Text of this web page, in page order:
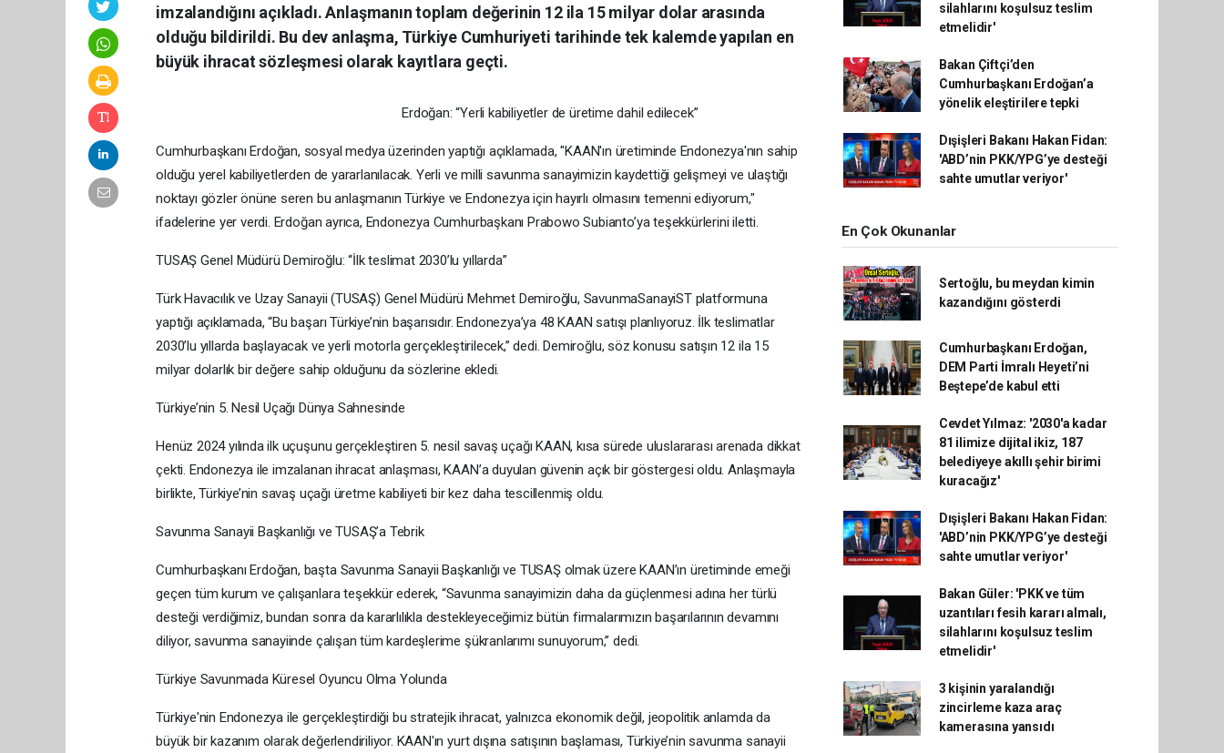
imzalandığını açıkladı. Anlaşmanın toplam değerinin 12 ila 15 milyar dolar arasında
olduğu bildirildi. Bu dev anlaşma, Türkiye Cumhuriyeti tarihinde tek kalemde yapılan en
büyük ihracat sözleşmesi olarak kayıtlara geçti.
Erdoğan: “Yerli kabiliyetler de üretime dahil edilecek”
Cumhurbaşkanı Erdoğan, sosyal medya üzerinden yaptığı açıklamada, "KAAN'ın üretiminde Endonezya'nın sahip
olduğu yerel kabiliyetlerden de yararlanılacak. Yerli ve milli savunma sanayimizin kaydettiği gelişmeyi ve ulaştığı
noktayı gözler önüne seren bu anlaşmanın Türkiye ve Endonezya için hayırlı olmasını temenni ediyorum,"
ifadelerine yer verdi. Erdoğan ayrıca, Endonezya Cumhurbaşkanı Prabowo Subianto’ya teşekkürlerini iletti.
TUSAŞ Genel Müdürü Demiroğlu: “İlk teslimat 2030’lu yıllarda”
Türk Havacılık ve Uzay Sanayii (TUSAŞ) Genel Müdürü Mehmet Demiroğlu, SavunmaSanayiST platformuna
yaptığı açıklamada, “Bu başarı Türkiye’nin başarısıdır. Endonezya’ya 48 KAAN satışı planlıyoruz. İlk teslimatlar
2030’lu yıllarda başlayacak ve yerli motorla gerçekleştirilecek,” dedi. Demiroğlu, söz konusu satışın 12 ila 15
milyar dolarlık bir değere sahip olduğunu da sözlerine ekledi.
Türkiye’nin 5. Nesil Uçağı Dünya Sahnesinde
Henüz 2024 yılında ilk uçuşunu gerçekleştiren 5. nesil savaş uçağı KAAN, kısa sürede uluslararası arenada dikkat
çekti. Endonezya ile imzalanan ihracat anlaşması, KAAN’a duyulan güvenin açık bir göstergesi oldu. Anlaşmayla
birlikte, Türkiye’nin savaş uçağı üretme kabiliyeti bir kez daha tescillenmiş oldu.
Savunma Sanayii Başkanlığı ve TUSAŞ’a Tebrik
Cumhurbaşkanı Erdoğan, başta Savunma Sanayii Başkanlığı ve TUSAŞ olmak üzere KAAN’ın üretiminde emeği
geçen tüm kurum ve çalışanlara teşekkür ederek, “Savunma sanayimizin daha da güçlenmesi adına her türlü
desteği verdiğimiz, bundan sonra da kararlılıkla destekleyeceğimiz bütün firmalarımızın başarılarının devamını
diliyor, savunma sanayiinde çalışan tüm kardeşlerime şükranlarımı sunuyorum,” dedi.
Türkiye Savunmada Küresel Oyuncu Olma Yolunda
Türkiye'nin Endonezya ile gerçekleştirdiği bu stratejik ihracat, yalnızca ekonomik değil, jeopolitik anlamda da
büyük bir kazanım olarak değerlendiriliyor. KAAN'ın yurt dışına satışının başlaması, Türkiye’nin savunma sanayii
silahlarını koşulsuz teslim
etmelidir'
Bakan Çiftçi’den
Cumhurbaşkanı Erdoğan’a
yönelik eleştirilere tepki
Dışişleri Bakanı Hakan Fidan:
'ABD’nin PKK/YPG’ye desteği
sahte umutlar veriyor'
En Çok Okunanlar
Sertoğlu, bu meydan kimin
kazandığını gösterdi
Cumhurbaşkanı Erdoğan,
DEM Parti İmralı Heyeti’ni
Beştepe’de kabul etti
Cevdet Yılmaz: '2030'a kadar
81 ilimize dijital ikiz, 187
belediyeye akıllı şehir birimi
kuracağız'
Dışişleri Bakanı Hakan Fidan:
'ABD’nin PKK/YPG’ye desteği
sahte umutlar veriyor'
Bakan Güler: 'PKK ve tüm
uzantıları fesih kararı almalı,
silahlarını koşulsuz teslim
etmelidir'
3 kişinin yaralandığı
zincirleme kaza araç
kamerasına yansıdı